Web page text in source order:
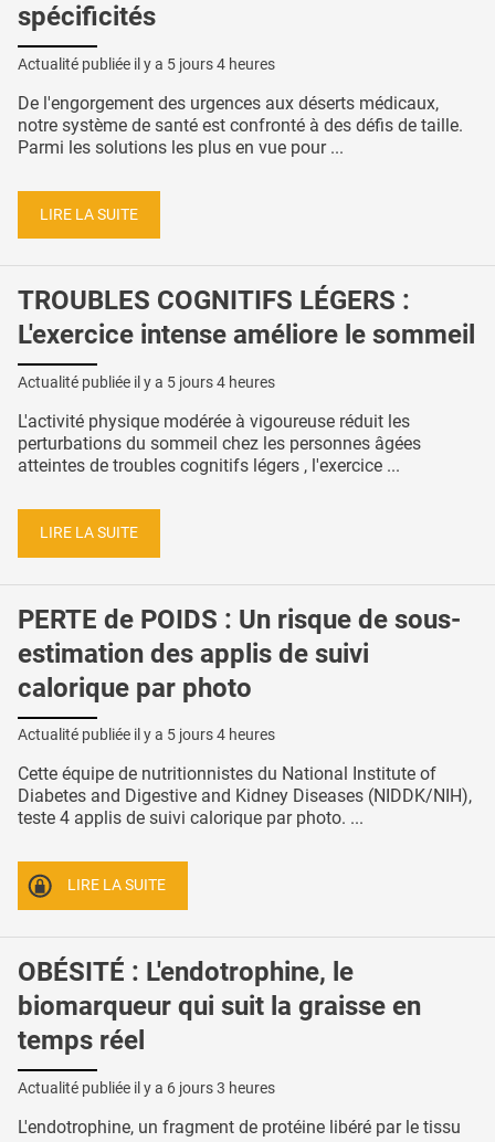
spécificités
Actualité publiée il y a 5 jours 4 heures
De l'engorgement des urgences aux déserts médicaux,
notre système de santé est confronté à des défis de taille.
Parmi les solutions les plus en vue pour ...
LIRE LA SUITE
TROUBLES COGNITIFS LÉGERS :
L'exercice intense améliore le sommeil
Actualité publiée il y a 5 jours 4 heures
L'activité physique modérée à vigoureuse réduit les
perturbations du sommeil chez les personnes âgées
atteintes de troubles cognitifs légers , l'exercice ...
LIRE LA SUITE
PERTE de POIDS : Un risque de sous-
estimation des applis de suivi
calorique par photo
Actualité publiée il y a 5 jours 4 heures
Cette équipe de nutritionnistes du National Institute of
Diabetes and Digestive and Kidney Diseases (NIDDK/NIH),
teste 4 applis de suivi calorique par photo. ...
LIRE LA SUITE
OBÉSITÉ : L'endotrophine, le
biomarqueur qui suit la graisse en
temps réel
Actualité publiée il y a 6 jours 3 heures
L'endotrophine, un fragment de protéine libéré par le tissu